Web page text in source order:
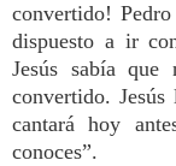
convertido!
dispuesto a ir
Jesús sabía
convertido.
cantará hoy
conoces”.